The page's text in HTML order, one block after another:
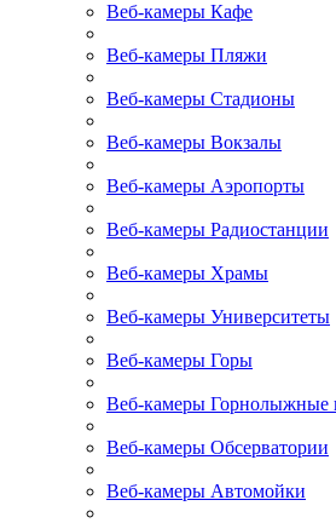
Веб-камеры Кафе
Веб-камеры Пляжи
Веб-камеры Стадионы
Веб-камеры Вокзалы
Веб-камеры Аэропорты
Веб-камеры Радиостанции
Веб-камеры Храмы
Веб-камеры Университеты
Веб-камеры Горы
Веб-камеры Горнолыжные
Веб-камеры Обсерватории
Веб-камеры Автомойки